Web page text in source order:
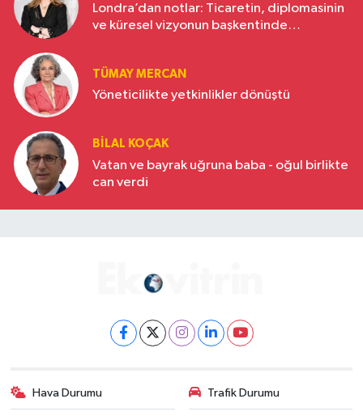
Londra’dan notlar: Ticaretin, diplomasinin
ve küresel vizyonun başkentinde
TÜMAY MERCAN
Yöneticilikte yetkinlikler dönüştü
BILAL KOÇAK
Vatan ve bayrak uğruna baba - oğul birlikte
can verdi
Hava Durumu Trafik Durumu